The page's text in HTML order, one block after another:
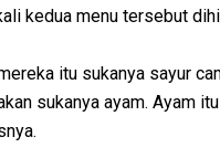
kedua menu tersebut
itu sukanya sayur
sukanya ayam. Ayam